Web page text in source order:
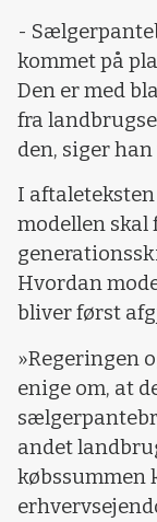
-
kommet på
Den er med
fra
den, siger
I
modellen
Hvordan
bliver først
»Regeringen
enige om, at
andet
købssummen